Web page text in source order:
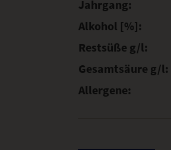
Jahrgang:
Alkohol [%]:
Restsüße g/l:
Gesamtsäure g/l:
Allergene: